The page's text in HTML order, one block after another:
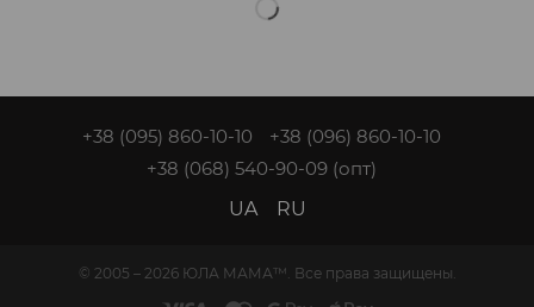
+38 (095) 860-10-10
+38 (096) 860-10-10
+38 (068) 540-90-09 (опт)
© 2005 – 2026 ЮЛА МАМА™. Все права защищены.
UA RU